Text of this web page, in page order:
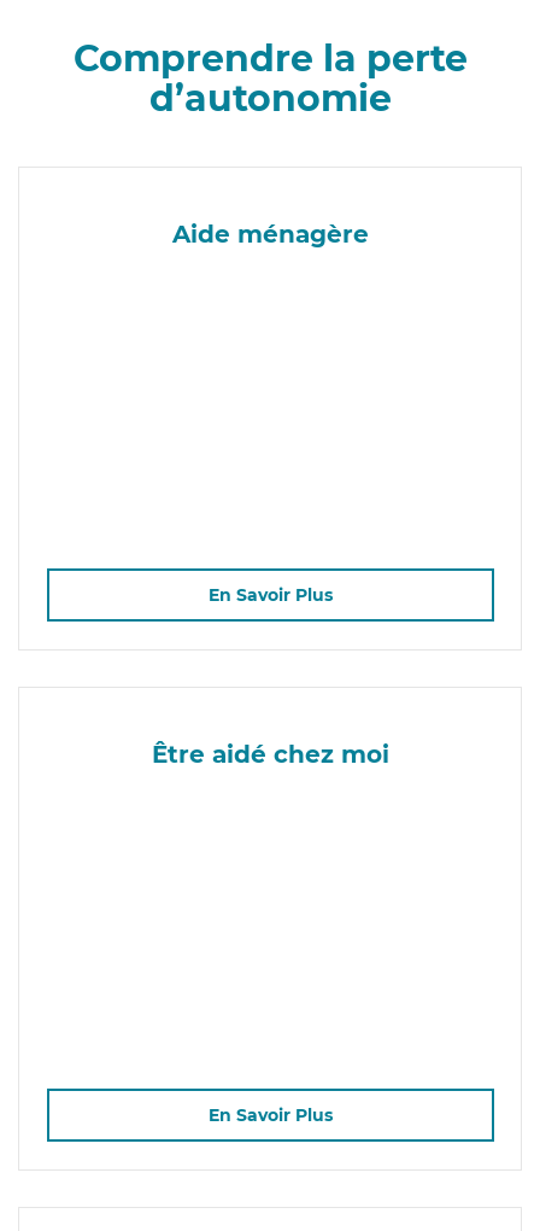
Comprendre la perte
d’autonomie
Aide ménagère
En Savoir Plus
Être aidé chez moi
En Savoir Plus